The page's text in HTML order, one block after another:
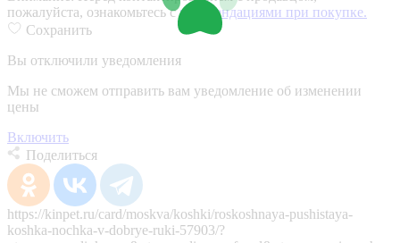
пожалуйста, ознакомьтесь срекомендациями при покупке.
Сохранить
Вы отключили уведомления
Мы не сможем отправить вам уведомление об изменении
цены
Включить
Поделиться
https://kinpet.ru/card/moskva/koshki/roskoshnaya-pushistaya-
koshka-nochka-v-dobrye-ruki-57903/?